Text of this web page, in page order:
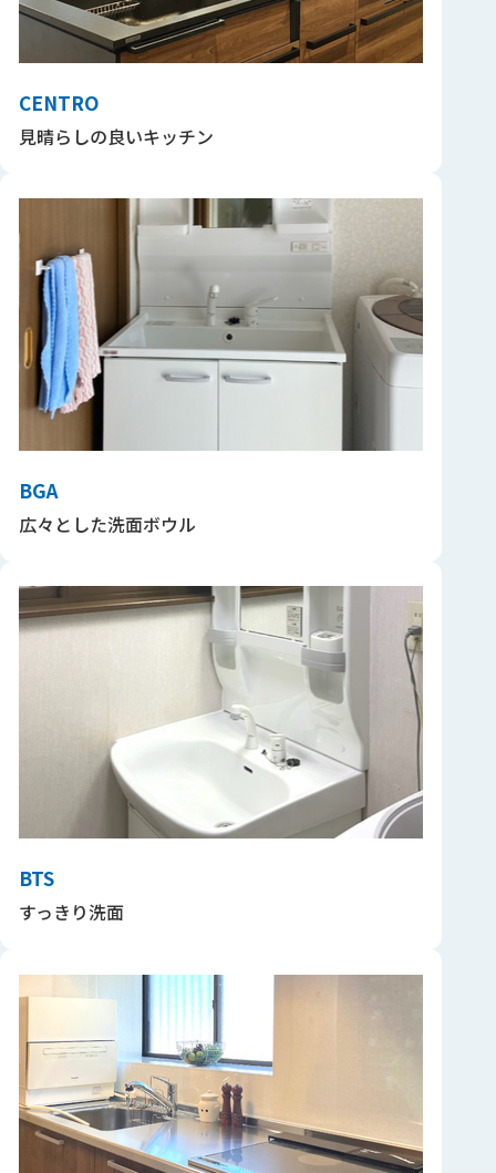
CENTRO
見晴らしの良いキッチン
BGA
広々とした洗面ボウル
BTS
すっきり洗面